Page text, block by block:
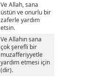
Ve Allah, sana
üstün ve onurlu bir
zaferle yardım
etsin.
Ve Allahın sana
çok şerefli bir
muzafferiyyetle
yardım etmesi için
(dir).